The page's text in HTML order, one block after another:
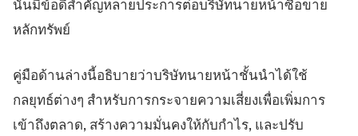
นั้นมีข้อดีสำคัญหลายประการต่อบริษัทนายหน้าซื้อขาย
หลักทรัพย์
คู่มือด้านล่างนี้อธิบายว่าบริษัทนายหน้าชั้นนำได้ใช้
กลยุทธ์ต่างๆ สำหรับการกระจายความเสี่ยงเพื่อเพิ่มการ
เข้าถึงตลาด, สร้างความมั่นคงให้กับกำไร, และปรับ